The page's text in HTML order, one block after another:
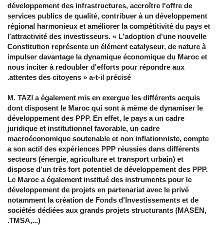
développement des infrastructures, accroître l'offre de
services publics de qualité, contribuer à un développement
régional harmonieux et améliorer la compétitivité du pays et
l'attractivité des investisseurs. « L'adoption d'une nouvelle
Constitution représente un élément catalyseur, de nature à
impulser davantage la dynamique économique du Maroc et
nous inciter à redoubler d'efforts pour répondre aux
attentes des citoyens » a-t-il précisé.
M. TAZI a également mis en exergue les différents acquis
dont disposent le Maroc qui sont à même de dynamiser le
développement des PPP. En effet, le pays a un cadre
juridique et institutionnel favorable, un cadre
macroéconomique soutenable et non inflationniste, compte
a son actif des expériences PPP réussies dans différents
secteurs (énergie, agriculture et transport urbain) et
dispose d'un très fort potentiel de développement des PPP.
Le Maroc a également institué des instruments pour le
développement de projets en partenariat avec le privé
notamment la création de Fonds d'Investissements et de
sociétés dédiées aux grands projets structurants (MASEN,
TMSA,...).